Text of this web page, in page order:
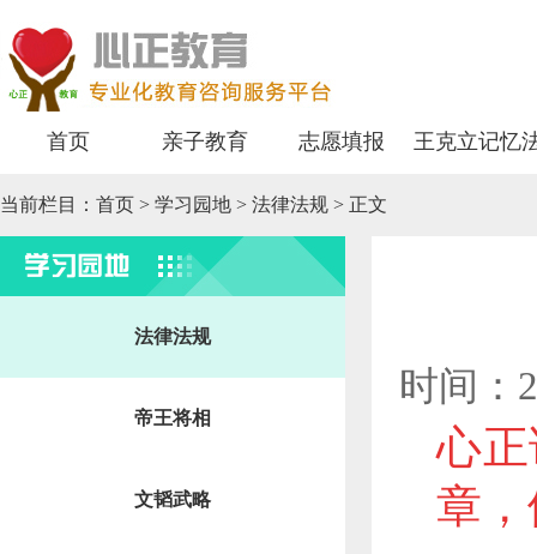
首页 亲子教育 志愿填报 王克立记忆
当前栏目： 首页 > 学习园地 > 法律法规 > 正文
学习园地
法律法规
帝王将相
文韬武略
时间
心
章